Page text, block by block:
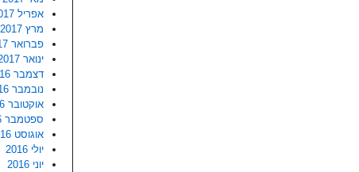
אפריל 2017
מרץ 2017
פברואר 2017
ינואר 2017
דצמבר 2016
נובמבר 2016
אוקטובר 2016
ספטמבר 2016
אוגוסט 2016
יולי 2016
יוני 2016